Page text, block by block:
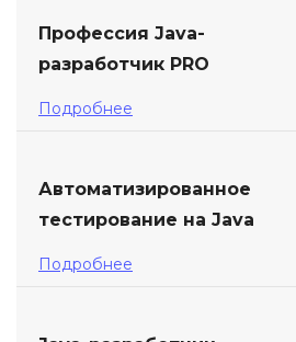
Профессия Java-
разработчик PRO
Подробнее
Автоматизированное
тестирование на Java
Подробнее